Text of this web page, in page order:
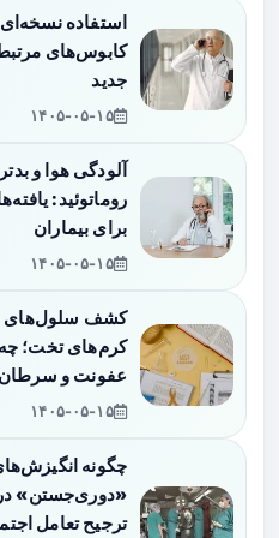
جدید
۱۴۰۵-۰۵-۱۵
آلودگی هوا و
روماتوئید:
برای بیماران
۱۴۰۵-۰۵-۱۵
کشف سلول‌های
کرم‌های تخت؛ چه
عفونت و سرطان
۱۴۰۵-۰۵-۱۵
چگونه
«دوری‌جستن»
ترجیح تعامل